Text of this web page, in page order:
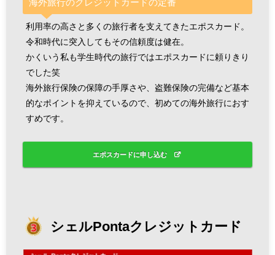
海外旅行のクレジットカードの定番
利用率の高さと多くの旅行者を支えてきたエポスカード。
令和時代に突入してもその信頼度は健在。
かくいう私も学生時代の旅行ではエポスカードに頼りきり
でした笑
海外旅行保険の保障の手厚さや、盗難保険の完備など基本
的なポイントを抑えているので、初めての海外旅行におす
すめです。
エポスカードに申し込む
シェルPontaクレジットカード